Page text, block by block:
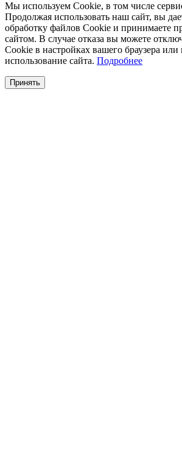
Мы используем Cookie, в том числе
Продолжая использовать наш сайт, вы
обработку файлов Cookie и принимаете
сайтом. В случае отказа вы можете
Cookie в настройках вашего браузера или
использование сайта. Подробнее
Принять